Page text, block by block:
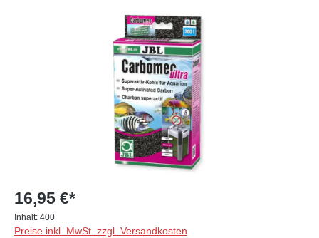
Bildergalerie überspringen
16,95 €*
Inhalt: 400
Preise inkl. MwSt. zzgl. Versandkosten